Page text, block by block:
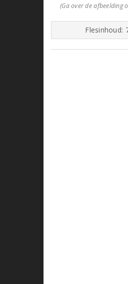
(Ga over de afbeelding
Flesinhoud: